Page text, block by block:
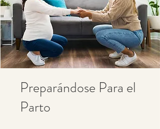
Preparándose Para el
Parto